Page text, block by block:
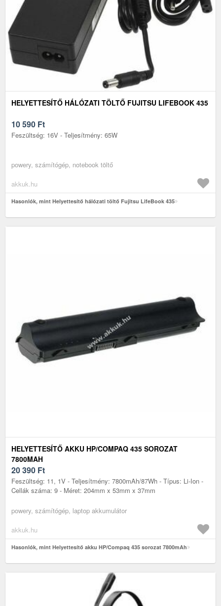
HELYETTESÍTŐ HÁLÓZATI TÖLTŐ FUJITSU LIFEBOOK 435
10 590 Ft
Feszültség: 16V - Teljesítmény: 65W
powery, számítógép, notebook töltő
akkuk.hu
Hasonlók, mint Helyettesítő hálózati töltő Fujitsu LifeBook 435
HELYETTESÍTŐ AKKU HP/COMPAQ 435 SOROZAT
7800MAH
20 390 Ft
Feszültség: 11, 1V - Teljesítmény: 7800mAh/87Wh - Típus: Li-Ion -
Cellák száma: 9 - Méret: 204mm x 53mm x 37mm
powery, számítógép, laptop akkumulátor
akkuk.hu
Hasonlók, mint Helyettesítő akku HP/Compaq 435 sorozat 7800mAh